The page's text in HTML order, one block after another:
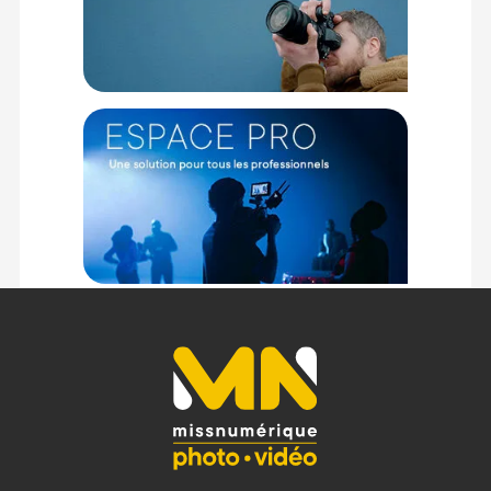
• Sortie XLR 3 broches (équilibrée)
• Alimentation fantôme : 44 V à 52 V DC
• Consommation : ? 4 mA
Dimensions et poids
• Longueur : 176 mm
• Diamètre : 20 mm
Température de fonctionnement
• 0 °C à +60 °C
1x Pare-vent en fourrure
1x Porte-microphone
1x Adaptateur de support
1x Mallette de transport rigide